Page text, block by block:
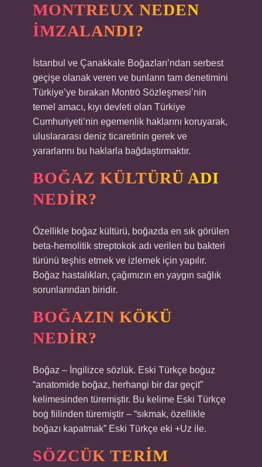
MONTREUX NEDEN
IMZALANDI?
İstanbul ve Çanakkale Boğazları’ndan serbest
geçişe olanak veren ve bunların tam denetimini
Türkiye’ye bırakan Montrö Sözleşmesi’nin
temel amacı, kıyı devleti olan Türkiye
Cumhuriyeti’nin egemenlik haklarını koruyarak,
uluslararası deniz ticaretinin gerek ve
yararlarını bu haklarla bağdaştırmaktır.
BOĞAZ KÜLTÜRÜ ADI
NEDIR?
Özellikle boğaz kültürü, boğazda en sık görülen
beta-hemolitik streptokok adı verilen bu bakteri
türünü teşhis etmek ve izlemek için yapılır.
Boğaz hastalıkları, çağımızın en yaygın sağlık
sorunlarından biridir.
BOĞAZIN KÖKÜ
NEDIR?
Boğaz – İngilizce sözlük. Eski Türkçe boġuz
“anatomide boğaz, herhangi bir dar geçit”
kelimesinden türemiştir. Bu kelime Eski Türkçe
boġ fiilinden türemiştir – “sıkmak, özellikle
boğazı kapatmak” Eski Türkçe eki +Uz ile.
SÖZCÜK TERIM